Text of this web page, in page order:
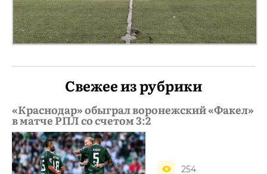
Свежее из рубрики
«Краснодар» обыграл воронежский «Факел»
в матче РПЛ со счетом 3:2
254